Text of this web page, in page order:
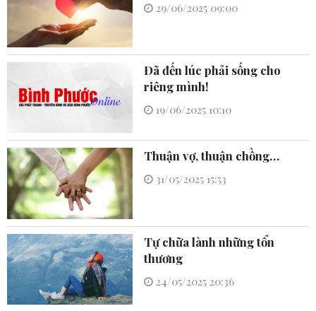
29/06/2025 09:00
Đã đến lúc phải sống cho
riêng mình!
19/06/2025 10:10
Thuận vợ, thuận chồng…
31/05/2025 15:53
Tự chữa lành những tổn
thương
24/05/2025 20:36